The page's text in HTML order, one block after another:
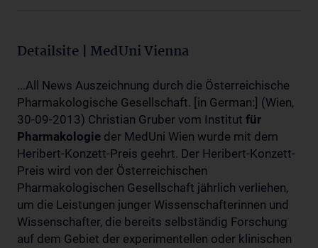
Detailsite | MedUni Vienna
...All News Auszeichnung durch die Österreichische
Pharmakologische Gesellschaft. [in German:] (Wien,
30-09-2013) Christian Gruber vom Institut für
Pharmakologie der MedUni Wien wurde mit dem
Heribert-Konzett-Preis geehrt. Der Heribert-Konzett-
Preis wird von der Österreichischen
Pharmakologischen Gesellschaft jährlich verliehen,
um die Leistungen junger Wissenschafterinnen und
Wissenschafter, die bereits selbständig Forschung
auf dem Gebiet der experimentellen oder klinischen